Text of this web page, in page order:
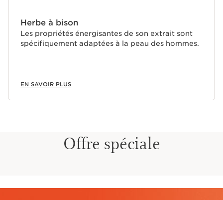
Herbe à bison
Les propriétés énergisantes de son extrait sont
spécifiquement adaptées à la peau des hommes.
EN SAVOIR PLUS
Offre spéciale